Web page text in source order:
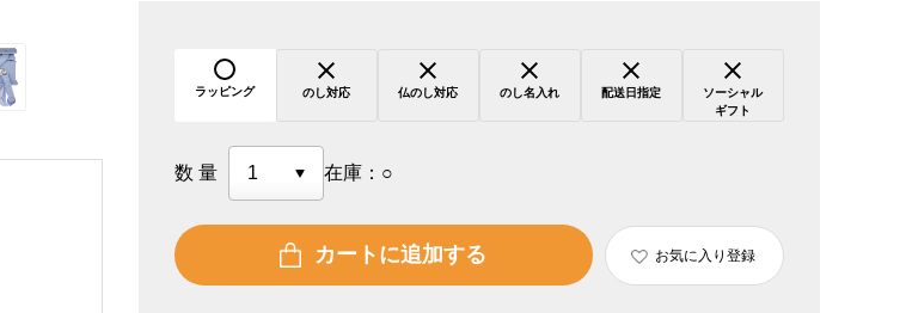
ラッピング のし対応 仏のし対応 のし名入れ 配送日指定
ソーシャル
ギフト
数量 在庫： ○
カートに追加する お気に入り登録